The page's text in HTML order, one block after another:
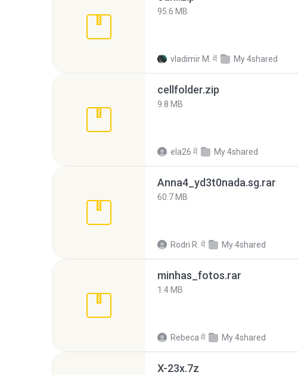
95.6 MB
vladimir M. में My 4shared
cellfolder.zip
9.8 MB
ela26 में My 4shared
Anna4_yd3t0nada.sg.rar
60.7 MB
Rodri R. में My 4shared
minhas_fotos.rar
1.4 MB
Rebeca में My 4shared
X-23x.7z